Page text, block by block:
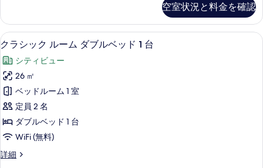
き
の
す
べ
て
の
写
真
を
ド
付
き
の
詳
細
ダ
ブ
ル
ベ
ッ
ド
1
台
ソ
フ
ア
ダ
ブ
ル
ー
ム
ダ
ブ
ル
ベ
ッ
1
空室状況と料金を確認
ク
ラ
シ
ッ
ク
ル
ー
ム
ダ
クラシック ルーム ダブルベッド 1
7
クラシック ルーム ダブルベッド 1 台
シティビュー
26 ㎡
ベッドルーム 1 室
定員 2 名
ダブルベッド 1 台
WiFi (無料)
詳細
ク